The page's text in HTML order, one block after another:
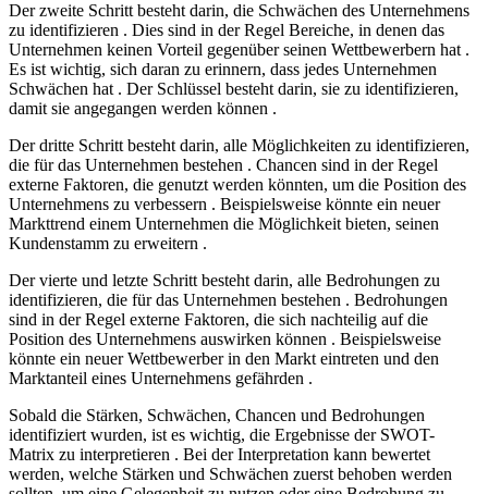
Der zweite Schritt besteht darin, die Schwächen des Unternehmens
zu identifizieren . Dies sind in der Regel Bereiche, in denen das
Unternehmen keinen Vorteil gegenüber seinen Wettbewerbern hat .
Es ist wichtig, sich daran zu erinnern, dass jedes Unternehmen
Schwächen hat . Der Schlüssel besteht darin, sie zu identifizieren,
damit sie angegangen werden können .
Der dritte Schritt besteht darin, alle Möglichkeiten zu identifizieren,
die für das Unternehmen bestehen . Chancen sind in der Regel
externe Faktoren, die genutzt werden könnten, um die Position des
Unternehmens zu verbessern . Beispielsweise könnte ein neuer
Markttrend einem Unternehmen die Möglichkeit bieten, seinen
Kundenstamm zu erweitern .
Der vierte und letzte Schritt besteht darin, alle Bedrohungen zu
identifizieren, die für das Unternehmen bestehen . Bedrohungen
sind in der Regel externe Faktoren, die sich nachteilig auf die
Position des Unternehmens auswirken können . Beispielsweise
könnte ein neuer Wettbewerber in den Markt eintreten und den
Marktanteil eines Unternehmens gefährden .
Sobald die Stärken, Schwächen, Chancen und Bedrohungen
identifiziert wurden, ist es wichtig, die Ergebnisse der SWOT-
Matrix zu interpretieren . Bei der Interpretation kann bewertet
werden, welche Stärken und Schwächen zuerst behoben werden